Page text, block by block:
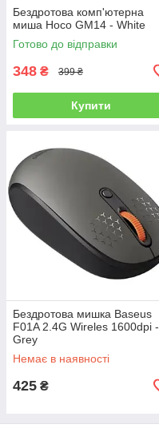
Бездротова комп'ютерна
миша Hoco GM14 - White
Готово до відправки
348 ₴ 399 ₴
Купити
Бездротова мишка Baseus
F01A 2.4G Wireles 1600dpi -
Grey
Немає в наявності
425 ₴